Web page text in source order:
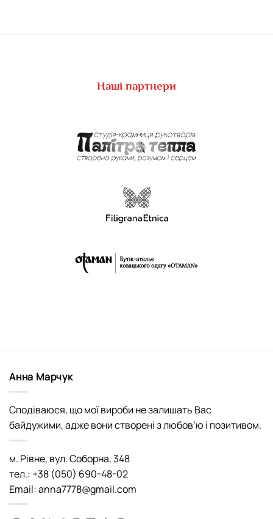
Наші партнери
Анна Марчук
Сподіваюся, що мої вироби не залишать Вас
байдужими, адже вони створені з любов’ю і позитивом.
м. Рівне, вул. Соборна, 348
тел.: +38 (050) 690-48-02
Email: anna7778@gmail.com